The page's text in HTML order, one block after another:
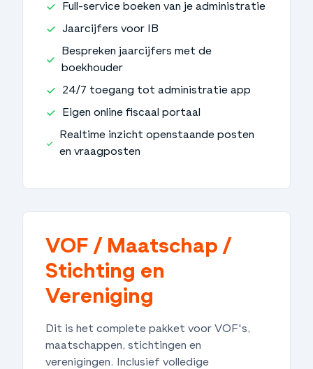
Full-service boeken van je administratie
Jaarcijfers voor IB
Bespreken jaarcijfers met de
boekhouder
24/7 toegang tot administratie app
Eigen online fiscaal portaal
Realtime inzicht openstaande posten
en vraagposten
VOF / Maatschap /
Stichting en
Vereniging
Dit is het complete pakket voor VOF's,
maatschappen, stichtingen en
verenigingen. Inclusief volledige